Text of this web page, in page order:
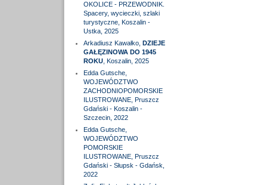
OKOLICE - PRZEWODNIK.
Spacery, wycieczki, szlaki
turystyczne, Koszalin -
Ustka, 2025
Arkadiusz Kawałko, DZIEJE
GAŁĘZINOWA DO 1945
ROKU, Koszalin, 2025
Edda Gutsche,
WOJEWÓDZTWO
ZACHODNIOPOMORSKIE
ILUSTROWANE, Pruszcz
Gdański - Koszalin -
Szczecin, 2022
Edda Gutsche,
WOJEWÓDZTWO
POMORSKIE
ILUSTROWANE, Pruszcz
Gdański - Słupsk - Gdańsk,
2022